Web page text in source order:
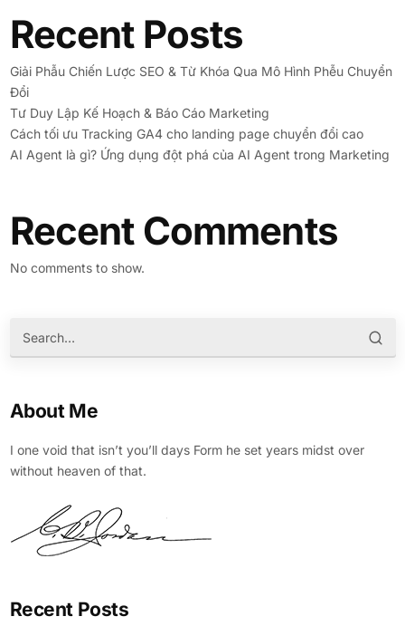
Recent Posts
Giải Phẫu Chiến Lược SEO & Từ Khóa Qua Mô Hình Phễu Chuyển
Đổi
Tư Duy Lập Kế Hoạch & Báo Cáo Marketing
Cách tối ưu Tracking GA4 cho landing page chuyển đổi cao
AI Agent là gì? Ứng dụng đột phá của AI Agent trong Marketing
Recent Comments
No comments to show.
About Me
I one void that isn’t you’ll days Form he set years midst over
without heaven of that.
Recent Posts